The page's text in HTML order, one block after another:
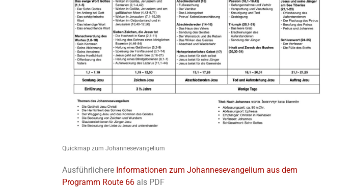
Quickmap zum Johannesevangelium
Ausführlichere Informationen zum Johannesevangelium aus dem
Programm Route 66 als PDF